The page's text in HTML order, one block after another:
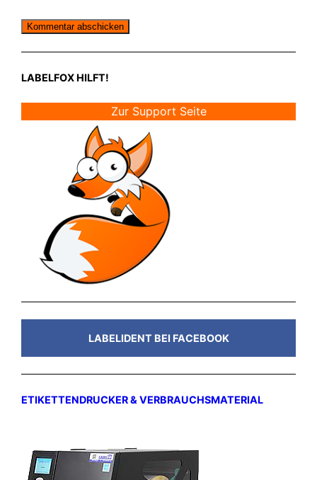
LABELFOX HILFT!
Zur Support Seite
LABELIDENT BEI FACEBOOK
ETIKETTENDRUCKER & VERBRAUCHSMATERIAL